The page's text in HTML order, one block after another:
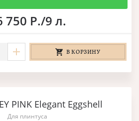
750 Р./9 л.
В КОРЗИНУ
PINK Elegant Eggshell
Для плинтуса